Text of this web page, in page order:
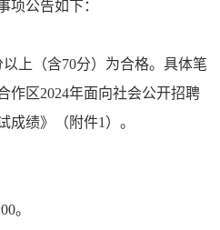
项公告如下：
上（含70分）为合格。具体笔
作区2024年面向社会公开招聘
成绩》（附件1）。
。